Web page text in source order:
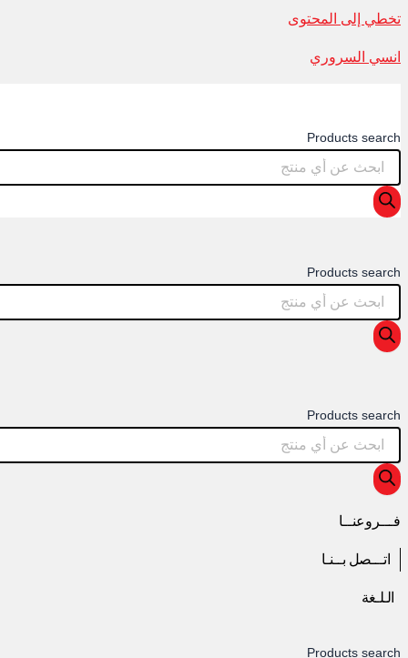
تخطي إلى المحتوى
انسي السروري
Products search
Products search
Products search
فـــروعنــا
اتـــصل بــنـا
الـلـغة
Products search